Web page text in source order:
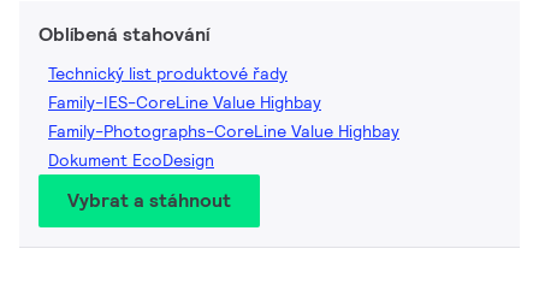
Oblíbená stahování
Technický list produktové řady
Family-IES-CoreLine Value Highbay
Family-Photographs-CoreLine Value Highbay
Dokument EcoDesign
Vybrat a stáhnout